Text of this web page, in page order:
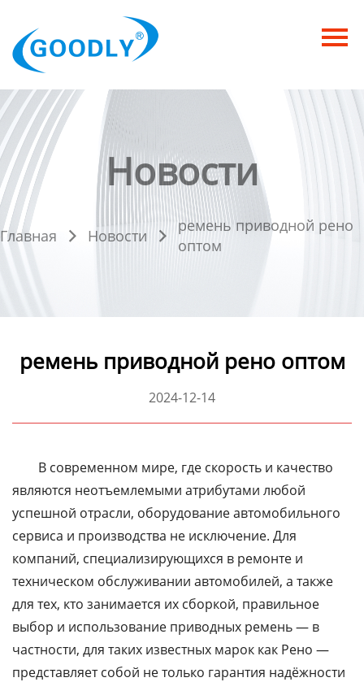
Продукция
ОТРАСЛИ
Категория
Новости
Контакты
Новости
Главная  Новости 
ремень приводной рено
оптом
ремень приводной рено оптом
2024-12-14
В современном мире, где скорость и качество
являются неотъемлемыми атрибутами любой
успешной отрасли, оборудование автомобильного
сервиса и производства не исключение. Для
компаний, специализирующихся в ремонте и
техническом обслуживании автомобилей, а также
для тех, кто занимается их сборкой, правильное
выбор и использование приводных ремень — в
частности, для таких известных марок как Рено —
представляет собой не только гарантия надёжности